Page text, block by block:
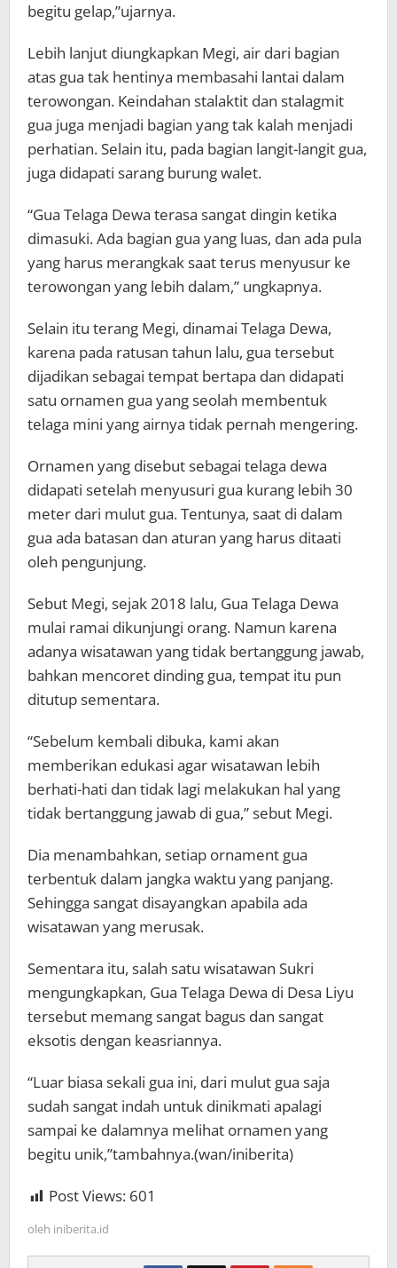
begitu gelap,”ujarnya.
Lebih lanjut diungkapkan Megi, air dari bagian
atas gua tak hentinya membasahi lantai dalam
terowongan. Keindahan stalaktit dan stalagmit
gua juga menjadi bagian yang tak kalah menjadi
perhatian. Selain itu, pada bagian langit-langit gua,
juga didapati sarang burung walet.
“Gua Telaga Dewa terasa sangat dingin ketika
dimasuki. Ada bagian gua yang luas, dan ada pula
yang harus merangkak saat terus menyusur ke
terowongan yang lebih dalam,” ungkapnya.
Selain itu terang Megi, dinamai Telaga Dewa,
karena pada ratusan tahun lalu, gua tersebut
dijadikan sebagai tempat bertapa dan didapati
satu ornamen gua yang seolah membentuk
telaga mini yang airnya tidak pernah mengering.
Ornamen yang disebut sebagai telaga dewa
didapati setelah menyusuri gua kurang lebih 30
meter dari mulut gua. Tentunya, saat di dalam
gua ada batasan dan aturan yang harus ditaati
oleh pengunjung.
Sebut Megi, sejak 2018 lalu, Gua Telaga Dewa
mulai ramai dikunjungi orang. Namun karena
adanya wisatawan yang tidak bertanggung jawab,
bahkan mencoret dinding gua, tempat itu pun
ditutup sementara.
“Sebelum kembali dibuka, kami akan
memberikan edukasi agar wisatawan lebih
berhati-hati dan tidak lagi melakukan hal yang
tidak bertanggung jawab di gua,” sebut Megi.
Dia menambahkan, setiap ornament gua
terbentuk dalam jangka waktu yang panjang.
Sehingga sangat disayangkan apabila ada
wisatawan yang merusak.
Sementara itu, salah satu wisatawan Sukri
mengungkapkan, Gua Telaga Dewa di Desa Liyu
tersebut memang sangat bagus dan sangat
eksotis dengan keasriannya.
“Luar biasa sekali gua ini, dari mulut gua saja
sudah sangat indah untuk dinikmati apalagi
sampai ke dalamnya melihat ornamen yang
begitu unik,”tambahnya.(wan/iniberita)
Post Views: 601
oleh iniberita.id